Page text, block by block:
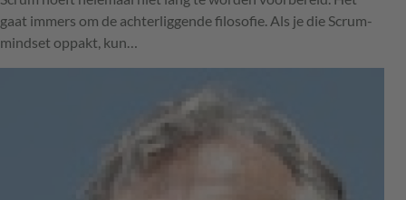
gaat immers om de achterliggende filosofie. Als je die Scrum-
mindset oppakt, kun…